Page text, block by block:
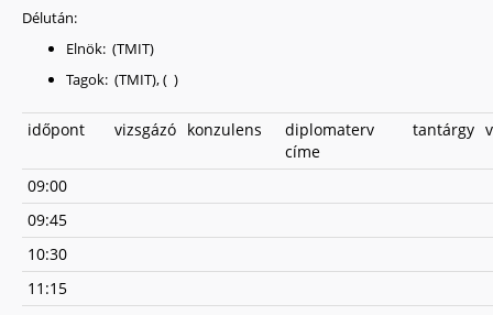
Délután:
Elnök: (TMIT)
Tagok: (TMIT), ( )
időpont vizsgázó konzulens
diplomaterv
címe
tantárgy
09:00
09:45
10:30
11:15